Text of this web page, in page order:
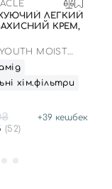
ЛЕГКИЙ
КРЕМ,
MOIST
50/PA++++
хім.фільтри
+39 кешбек
(52)